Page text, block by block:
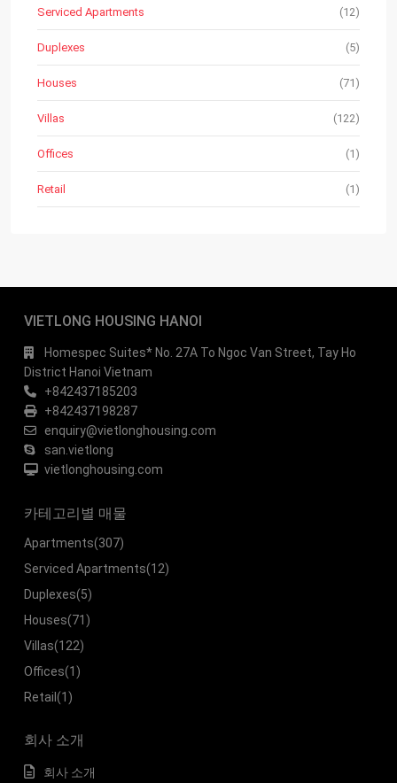
Serviced Apartments (12)
Duplexes (5)
Houses (71)
Villas (122)
Offices (1)
Retail (1)
VIETLONG HOUSING HANOI
Homespec Suites* No. 27A To Ngoc Van Street, Tay Ho
District Hanoi Vietnam
+842437185203
+842437198287
enquiry@vietlonghousing.com
san.vietlong
vietlonghousing.com
카테고리별 매물
Apartments(307)
Serviced Apartments(12)
Duplexes(5)
Houses(71)
Villas(122)
Offices(1)
Retail (1)
회사 소개
회사 소개